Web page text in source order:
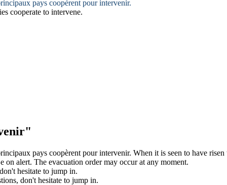
pays coopèrent pourintervenir.
cooperate to intervene.
pays coopèrent pourintervenir. When it is seen to have
on alert. The evacuation order may occurat any moment.
hesitate to jump in.
don't hesitate to jump in.